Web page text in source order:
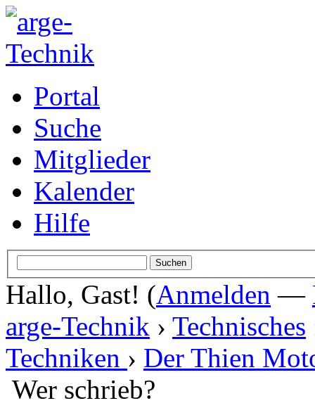
Portal
Suche
Mitglieder
Kalender
Hilfe
Hallo, Gast! (Anmelden —
arge-Technik › Technisches
Techniken › Der Thien
Wer schrieb?